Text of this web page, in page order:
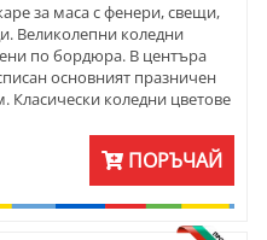
за маса с фенери, свещи,
Великолепни коледни
по бордюра. В центъра
основният празничен
Класически коледни цветове
коледна украса.
ПОРЪЧАЙ